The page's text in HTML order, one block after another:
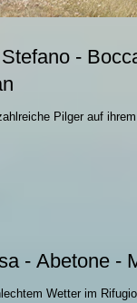
-
Pilger auf
- Abetone -
Wetter im